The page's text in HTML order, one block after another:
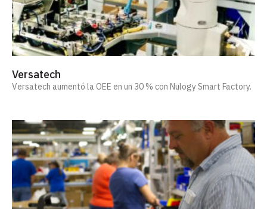
Versatech
Versatech aumentó la OEE en un 30 % con Nulogy Smart Factory.